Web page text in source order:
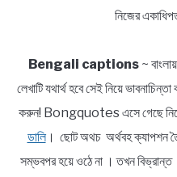
নিজের
Bengali captions~
লেখাটি যথার্থ হবে সেই নিয়ে
করুন! Bongquotes এসে গেছে
ডালি। ছোট অথচ অর্থবহ ক্যাপশন
সম্ভবপর হয়ে ওঠে না । তখন বিভ্রান্ত